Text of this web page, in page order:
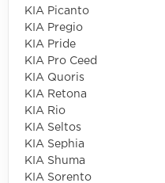
KIA Picanto
KIA Pregio
KIA Pride
KIA Pro Ceed
KIA Quoris
KIA Retona
KIA Rio
KIA Seltos
KIA Sephia
KIA Shuma
KIA Sorento